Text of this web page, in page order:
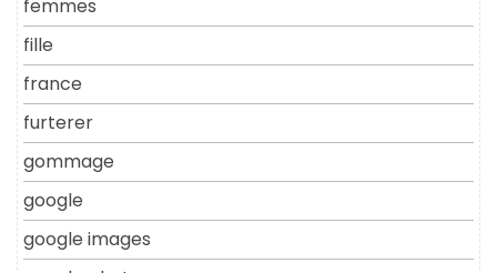
femmes
fille
france
furterer
gommage
google
google images